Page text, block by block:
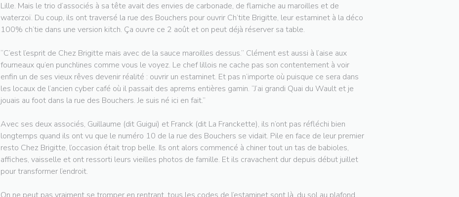
Lille. Mais le trio d’associés à sa tête avait des envies de carbonade, de flamiche au maroilles et de
waterzoï. Du coup, ils ont traversé la rue des Bouchers pour ouvrir Ch’tite Brigitte, leur estaminet à la déco
100% ch’tie dans une version kitch. Ça ouvre ce 2 août et on peut déjà réserver sa table.
“C’est l’esprit de Chez Brigitte mais avec de la sauce maroilles dessus.” Clément est aussi à l’aise aux
fourneaux qu’en punchlines comme vous le voyez. Le chef lillois ne cache pas son contentement à voir
enfin un de ses vieux rêves devenir réalité : ouvrir un estaminet. Et pas n’importe où puisque ce sera dans
les locaux de l’ancien cyber café où il passait des aprems entières gamin. “J’ai grandi Quai du Wault et je
jouais au foot dans la rue des Bouchers. Je suis né ici en fait.”
Avec ses deux associés, Guillaume (dit Guigui) et Franck (dit La Franckette), ils n’ont pas réfléchi bien
longtemps quand ils ont vu que le numéro 10 de la rue des Bouchers se vidait. Pile en face de leur premier
resto Chez Brigitte, l’occasion était trop belle. Ils ont alors commencé à chiner tout un tas de babioles,
affiches, vaisselle et ont ressorti leurs vieilles photos de famille. Et ils cravachent dur depuis début juillet
pour transformer l’endroit.